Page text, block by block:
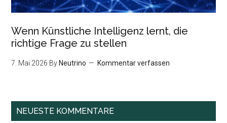
Wenn Künstliche Intelligenz lernt, die
richtige Frage zu stellen
7. Mai 2026 By Neutrino Kommentar verfassen
NEUESTE KOMMENTARE